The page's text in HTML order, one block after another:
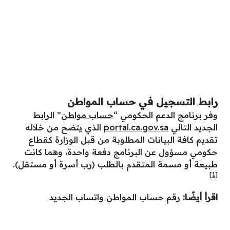
رابط التسجيل في حساب المواطن
وفر برنامج الدعم الحكومي “حساب مواطن” الرابط
الجديد التالي portal.ca.gov.sa الذي يتضح من خلاله
تقديم كافة البيانات المطلوبة من قبل الوزارة كقطاع
حكومي مسؤول عن البرنامج دفعة واحدة، وهما كانت
طبيعة أو مسمة المتقدم بالطلب (رب أسرة أو مستقل).
[1]
اقرأ أيضًا: رقم حساب المواطن واتساب الجديد